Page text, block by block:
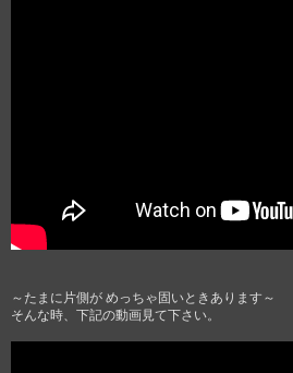
～たまに片側が めっちゃ固いときあります～
そんな時、下記の動画見て下さい。